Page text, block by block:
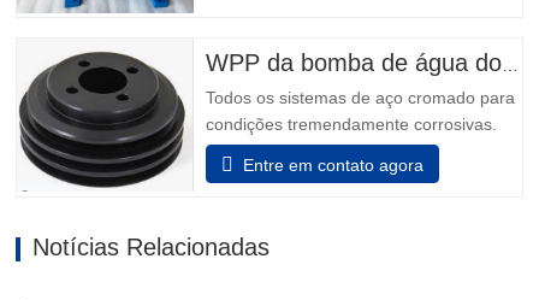
os melhores - Modelo 3196. Power Ends
são o resultado de mais de 160…
Todos os sistemas de aço cromado para
condições tremendamente corrosivas.
todos os elementos que incluem o
adaptador e a unidade de rolamento são
que o dispositivo auxiliar da unidade de
Entre em contato agora
Notícias Relacionadas